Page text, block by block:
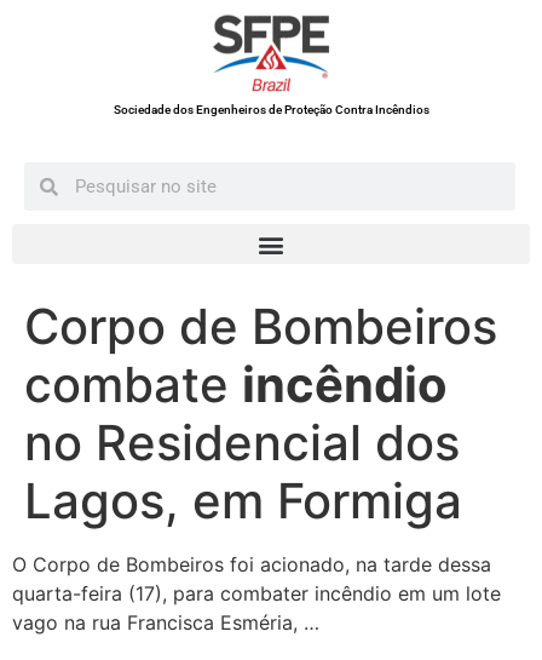
Sociedade dos Engenheiros de Proteção Contra Incêndios
Corpo de Bombeiros
combate incêndio
no Residencial dos
Lagos, em Formiga
O Corpo de Bombeiros foi acionado, na tarde dessa
quarta-feira (17), para combater incêndio em um lote
vago na rua Francisca Esméria, …